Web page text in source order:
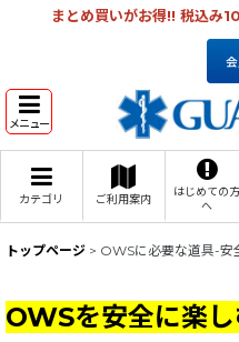
まとめ買いがお得!! 税込み
メニュー
カテゴリ ご利用案内
はじめての方
へ
トップページ > OWSに必要な道具-安
OWSを安全に楽